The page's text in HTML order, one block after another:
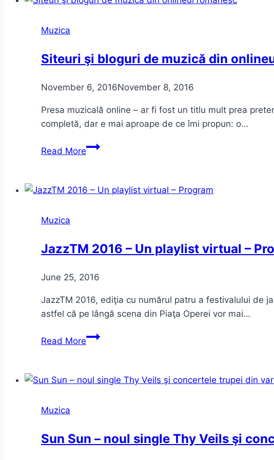
Muzica
Siteuri şi bloguri de muzică din
November 6, 2016November 8, 2016
Presa muzicală online – ar fi fost un titlu mult prea
completă, dar e mai aproape de ce îmi propun: o…
Read MoreSiteuri
de
românesc
Muzica
JazzTM 2016 – Un playlist virtual –
June 25, 2016
JazzTM 2016, ediţia cu numărul patru a festivalului de
astfel că pe lângă scena din Piaţa Operei vor mai…
Read MoreJazzTM
Un
Muzica
Sun Sun – noul single Thy Veils şi